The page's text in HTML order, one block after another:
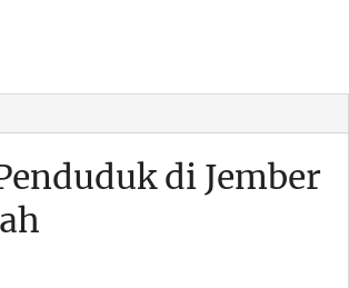
di Jember